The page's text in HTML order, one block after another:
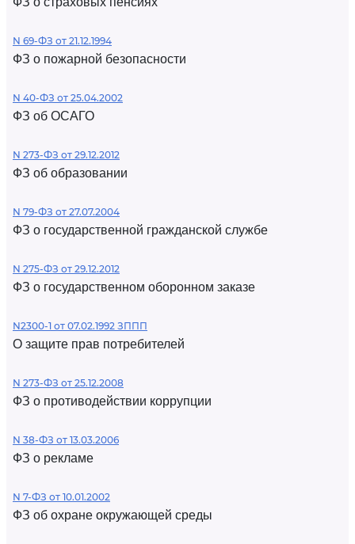
N 69-ФЗ от 21.12.1994
ФЗ о пожарной безопасности
N 40-ФЗ от 25.04.2002
ФЗ об ОСАГО
N 273-ФЗ от 29.12.2012
ФЗ об образовании
N 79-ФЗ от 27.07.2004
ФЗ о государственной гражданской службе
N 275-ФЗ от 29.12.2012
ФЗ о государственном оборонном заказе
N2300-1 от 07.02.1992 ЗППП
О защите прав потребителей
N 273-ФЗ от 25.12.2008
ФЗ о противодействии коррупции
N 38-ФЗ от 13.03.2006
ФЗ о рекламе
N 7-ФЗ от 10.01.2002
ФЗ об охране окружающей среды